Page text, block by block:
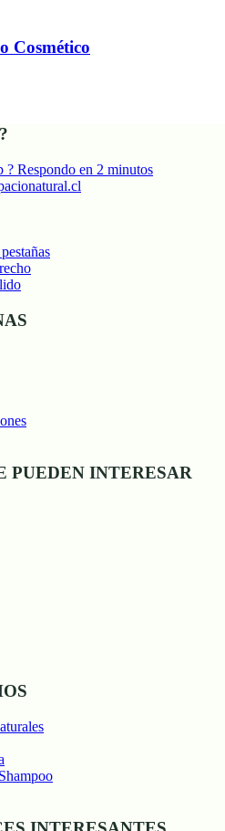
Cosmético
? Respondo en 2 minutos
PUEDEN INTERESAR